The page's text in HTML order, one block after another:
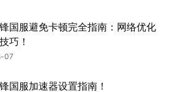
国服避免卡顿完全指南：网络优化
巧！
07
国服加速器设置指南！